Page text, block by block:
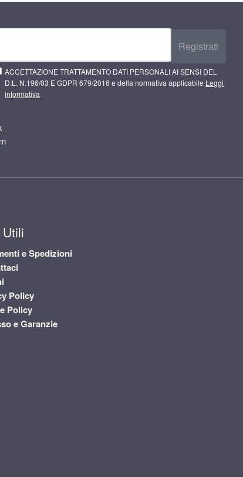
Registrati
ACCETTAZIONE TRATTAMENTO DATI PERSONALI AI SENSI DEL
D.L. N.196/03 E GDPR 679/2016 e della normativa applicabile Leggi
informativa
e Spedizioni
Policy
Policy
e Garanzie